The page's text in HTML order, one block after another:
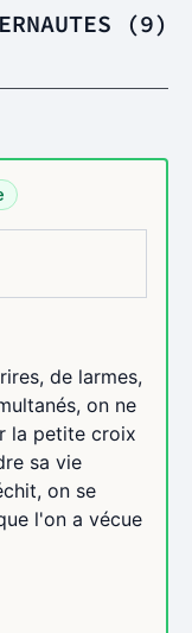
(9)
de larmes,
on ne
la petite croix
sa vie
on se
l'on a vécue